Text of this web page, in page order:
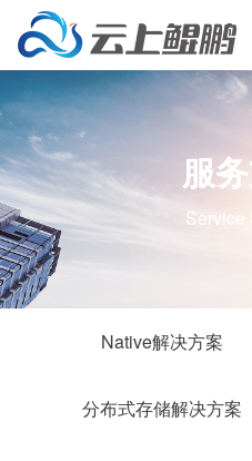
服
Service
Native解决方案
分布式存储解决方案